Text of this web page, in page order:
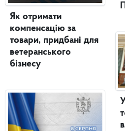
Як отримати
компенсацію за
товари, придбані для
ветеранського
бізнесу